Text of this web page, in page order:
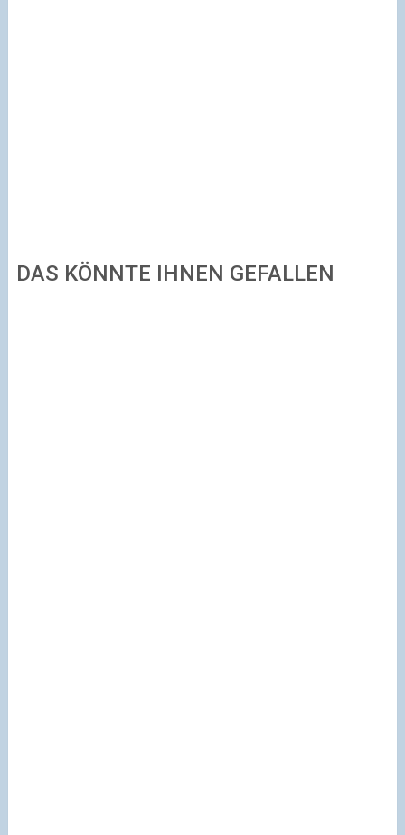
DAS KÖNNTE IHNEN GEFALLEN